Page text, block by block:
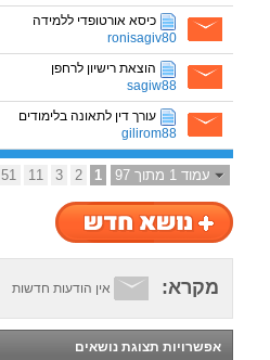
כיסא אורטופדי ללמידה
ronisagiv80
הוצאת רישיון לרחפן
sagiw88
עורך דין לתאונה בלימודים
gilirom88
עמוד 1 מתוך 97 1
2
3
11
51
מקרא: אין הודעות חדשות
אפשרויות תצוגת נושאים